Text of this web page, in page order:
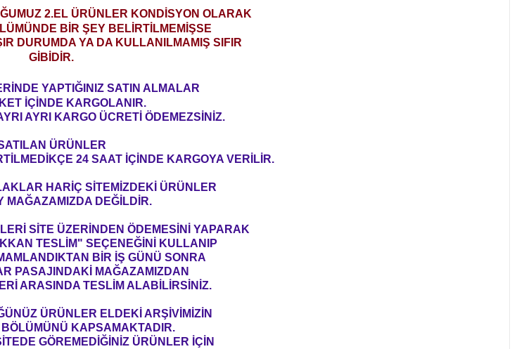
2.EL ÜRÜNLER KONDİSYON OLARAK
BİR ŞEY BELİRTİLMEMİŞSE
DURUMDA YA DA KULLANILMAMIŞ SIFIR
GİBİDİR.
YAPTIĞINIZ SATIN ALMALAR
İÇİNDE KARGOLANIR.
AYRI KARGO ÜCRETİ ÖDEMEZSİNİZ.
ÜRÜNLER
24 SAAT İÇİNDE KARGOYA VERİLİR.
HARİÇ SİTEMİZDEKİ ÜRÜNLER
MAĞAZAMIZDA DEĞİLDİR.
SİTE ÜZERİNDEN ÖDEMESİNİ YAPARAK
TESLİM" SEÇENEĞİNİ KULLANIP
BİR İŞ GÜNÜ SONRA
PASAJINDAKİ MAĞAZAMIZDAN
ARASINDA TESLİM ALABİLİRSİNİZ.
ÜRÜNLER ELDEKİ ARŞİVİMİZİN
KAPSAMAKTADIR.
GÖREMEDİĞİNİZ ÜRÜNLER İÇİN